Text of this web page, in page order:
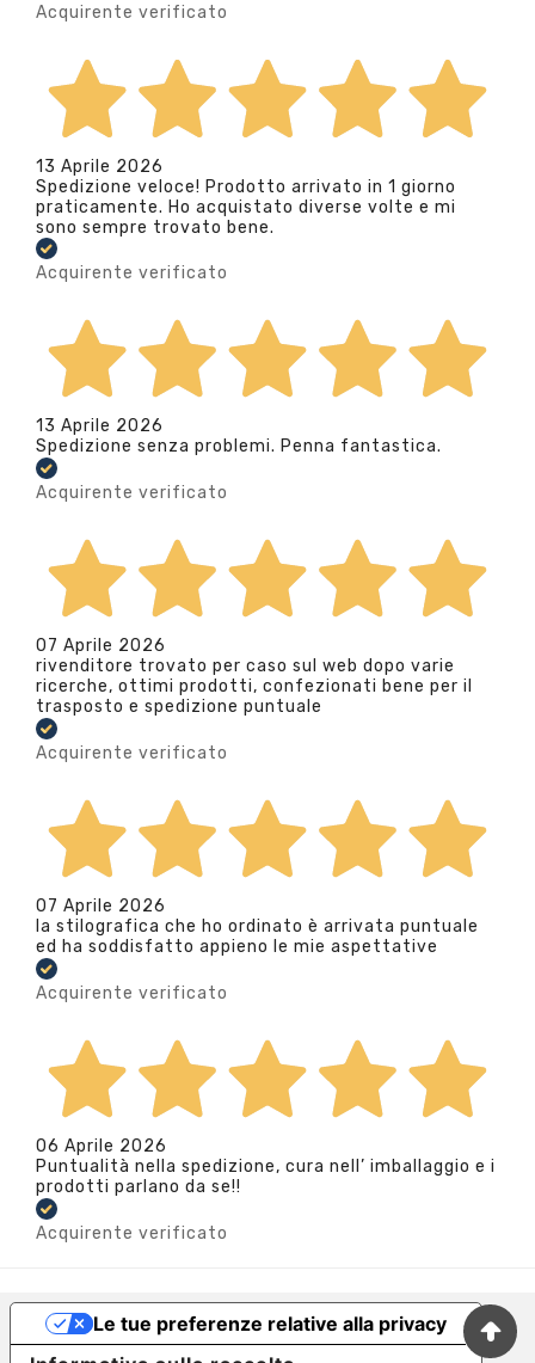
Acquirente verificato
13 Aprile 2026
Spedizione veloce! Prodotto arrivato in 1 giorno
praticamente. Ho acquistato diverse volte e mi
sono sempre trovato bene.
Acquirente verificato
13 Aprile 2026
Spedizione senza problemi. Penna fantastica.
Acquirente verificato
07 Aprile 2026
rivenditore trovato per caso sul web dopo varie
ricerche, ottimi prodotti, confezionati bene per il
trasposto e spedizione puntuale
Acquirente verificato
07 Aprile 2026
la stilografica che ho ordinato è arrivata puntuale
ed ha soddisfatto appieno le mie aspettative
Acquirente verificato
06 Aprile 2026
Puntualità nella spedizione, cura nell’ imballaggio e i
prodotti parlano da se!!
Acquirente verificato
Le tue preferenze relative alla privacy